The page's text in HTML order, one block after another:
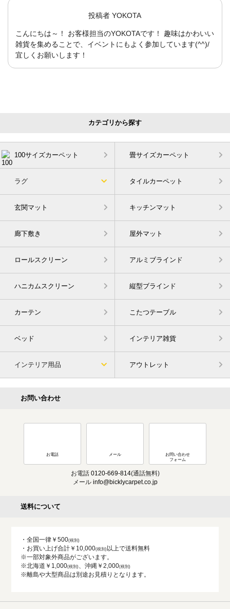
投稿者 YOKOTA
こんにちは～！ お客様担当のYOKOTAです！ 趣味はかわいい
雑貨を集めることで、イベントにもよく参加しています(^^)/
宜しくお願いします！
カテゴリから探す
100サイズカーペット 畳サイズカーペット
ラグ タイルカーペット
玄関マット キッチンマット
廊下敷き 屋外マット
ロールスクリーン アルミブラインド
ハニカムスクリーン 縦型ブラインド
カーテン こたつテーブル
ベッド インテリア雑貨
インテリア用品 アウトレット
お問い合わせ
お電話 メール
お問い合わせ
フォーム
お電話 0120-669-814(通話無料)
メール info@bicklycarpet.co.jp
送料について
・全国一律￥500
・お買い上げ合計￥10,000
以上で送料無料
※一部対象外商品がございます。
※北海道￥1,000
、沖縄￥2,000
※離島や大型商品は別途お見積りとなります。